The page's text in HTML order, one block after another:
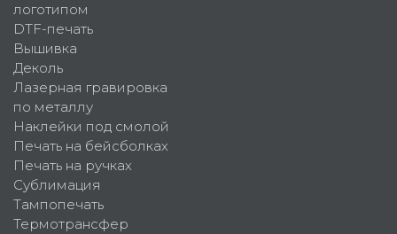
логотипом
DTF-печать
Вышивка
Деколь
Лазерная гравировка
по металлу
Наклейки под смолой
Печать на бейсболках
Печать на ручках
Сублимация
Тампопечать
Термотрансфер